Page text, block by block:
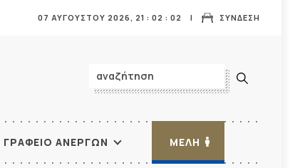
ΣΥΝΔΕΣΗ
07 ΑΥΓΟΥΣΤΟΥ 2026, 21 : 02 : 05
ΓΡΑΦΕΙΟ ΑΝΕΡΓΩΝ ΜΕΛΗ